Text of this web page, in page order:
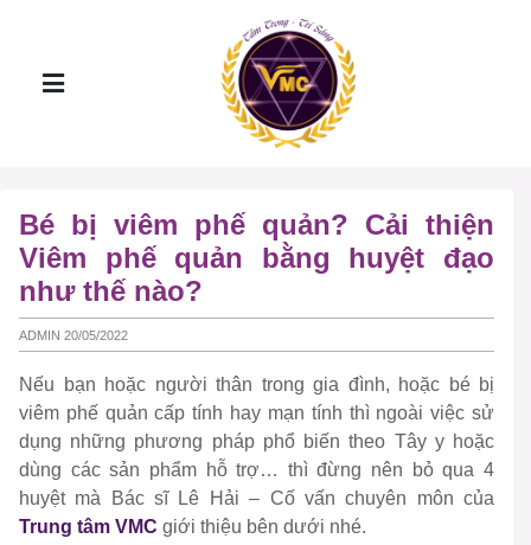
Bé bị viêm phế quản? Cải thiện
Viêm phế quản bằng huyệt đạo
như thế nào?
ADMIN 20/05/2022
Nếu bạn hoặc người thân trong gia đình, hoặc bé bị
viêm phế quản cấp tính hay mạn tính thì ngoài việc sử
dụng những phương pháp phổ biến theo Tây y hoặc
dùng các sản phẩm hỗ trợ… thì đừng nên bỏ qua 4
huyệt mà Bác sĩ Lê Hải – Cố vấn chuyên môn của
Trung tâm VMC giới thiệu bên dưới nhé.